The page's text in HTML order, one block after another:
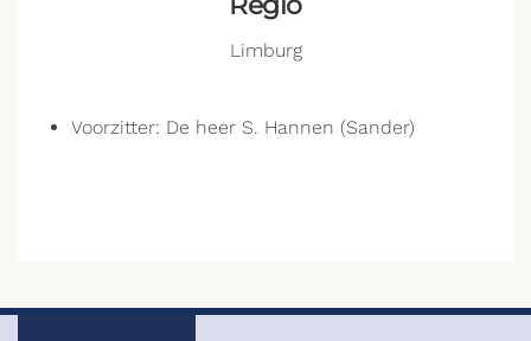
Limburg
Voorzitter: De heer S. Hannen (Sander)